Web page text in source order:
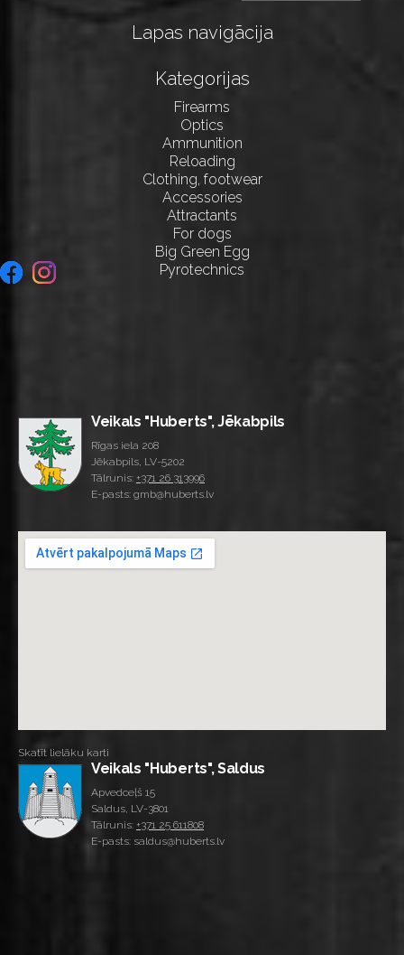
Lapas navigācija
Kategorijas
Firearms
Optics
Ammunition
Reloading
Clothing, footwear
Accessories
Attractants
For dogs
Big Green Egg
Pyrotechnics
Veikals "Huberts", Jēkabpils
Rīgas iela 208
Jēkabpils, LV-5202
Tālrunis: +371 26 313996
E-pasts: gmb@huberts.lv
Skatīt lielāku karti
Veikals "Huberts", Saldus
Apvedceļš 15
Saldus, LV-3801
Tālrunis: +371 25 611808
E-pasts: saldus@huberts.lv